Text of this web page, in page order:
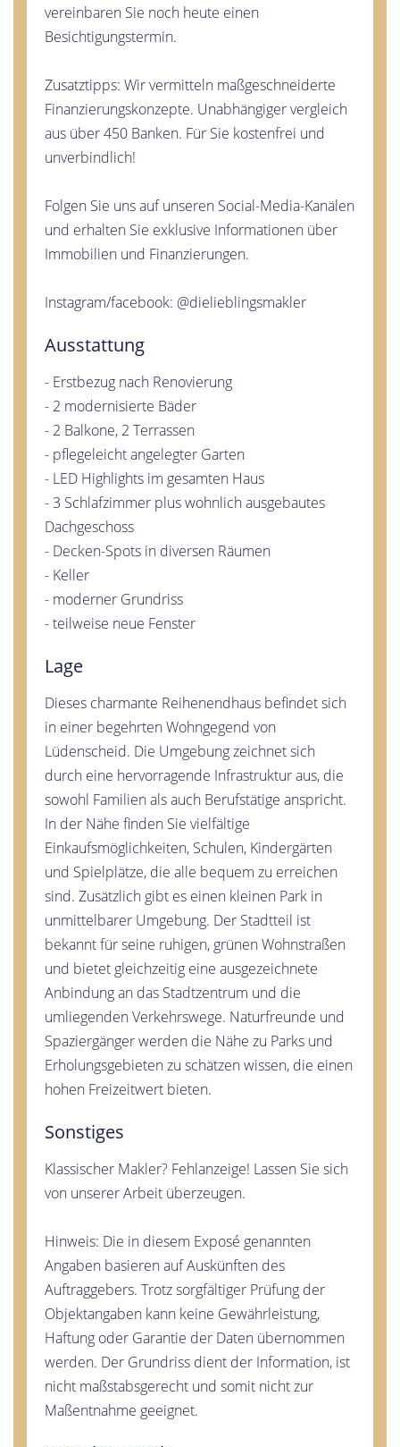
vereinbaren Sie noch heute einen
Besichtigungstermin.
Zusatztipps: Wir vermitteln maßgeschneiderte
Finanzierungskonzepte. Unabhängiger vergleich
aus über 450 Banken. Für Sie kostenfrei und
unverbindlich!
Folgen Sie uns auf unseren Social-Media-Kanälen
und erhalten Sie exklusive Informationen über
Immobilien und Finanzierungen.
Instagram/facebook: @dielieblingsmakler
Ausstattung
- Erstbezug nach Renovierung
- 2 modernisierte Bäder
- 2 Balkone, 2 Terrassen
- pflegeleicht angelegter Garten
- LED Highlights im gesamten Haus
- 3 Schlafzimmer plus wohnlich ausgebautes
Dachgeschoss
- Decken-Spots in diversen Räumen
- Keller
- moderner Grundriss
- teilweise neue Fenster
Lage
Dieses charmante Reihenendhaus befindet sich
in einer begehrten Wohngegend von
Lüdenscheid. Die Umgebung zeichnet sich
durch eine hervorragende Infrastruktur aus, die
sowohl Familien als auch Berufstätige anspricht.
In der Nähe finden Sie vielfältige
Einkaufsmöglichkeiten, Schulen, Kindergärten
und Spielplätze, die alle bequem zu erreichen
sind. Zusätzlich gibt es einen kleinen Park in
unmittelbarer Umgebung. Der Stadtteil ist
bekannt für seine ruhigen, grünen Wohnstraßen
und bietet gleichzeitig eine ausgezeichnete
Anbindung an das Stadtzentrum und die
umliegenden Verkehrswege. Naturfreunde und
Spaziergänger werden die Nähe zu Parks und
Erholungsgebieten zu schätzen wissen, die einen
hohen Freizeitwert bieten.
Sonstiges
Klassischer Makler? Fehlanzeige! Lassen Sie sich
von unserer Arbeit überzeugen.
Hinweis: Die in diesem Exposé genannten
Angaben basieren auf Auskünften des
Auftraggebers. Trotz sorgfältiger Prüfung der
Objektangaben kann keine Gewährleistung,
Haftung oder Garantie der Daten übernommen
werden. Der Grundriss dient der Information, ist
nicht maßstabsgerecht und somit nicht zur
Maßentnahme geeignet.